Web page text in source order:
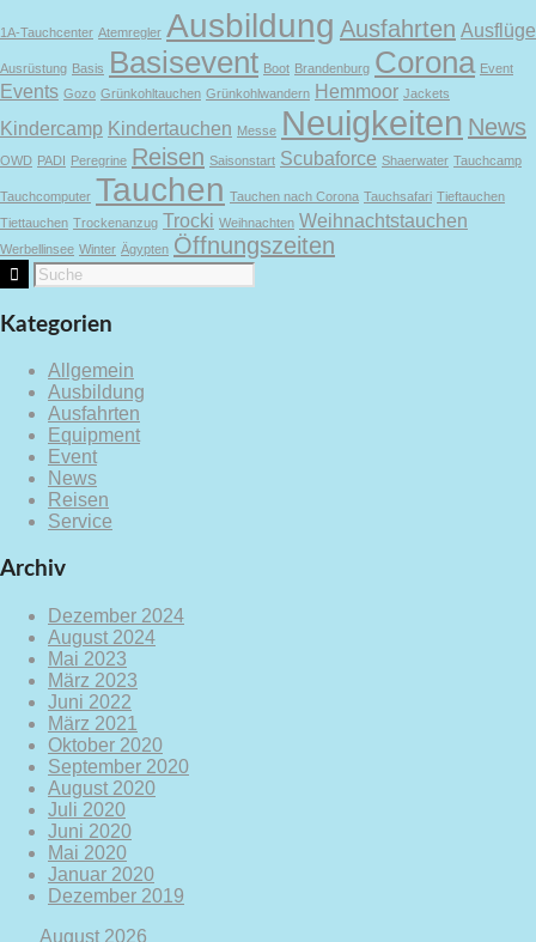
1A-Tauchcenter Atemregler Ausbildung Ausfahrten Ausflüge
Ausrüstung Basis Basisevent Boot Brandenburg Corona Event
Events Gozo Grünkohltauchen Grünkohlwandern Hemmoor Jackets
Kindercamp Kindertauchen Messe Neuigkeiten News
OWD PADI Peregrine Reisen Saisonstart Scubaforce Shaerwater Tauchcamp
Tauchcomputer Tauchen Tauchen nach Corona Tauchsafari Tieftauchen
Tiettauchen Trockenanzug Trocki Weihnachten Weihnachtstauchen
Werbellinsee Winter Ägypten Öffnungszeiten
Kategorien
Allgemein
Ausbildung
Ausfahrten
Equipment
Event
News
Reisen
Service
Archiv
Dezember 2024
August 2024
Mai 2023
März 2023
Juni 2022
März 2021
Oktober 2020
September 2020
August 2020
Juli 2020
Juni 2020
Mai 2020
Januar 2020
Dezember 2019
August 2026